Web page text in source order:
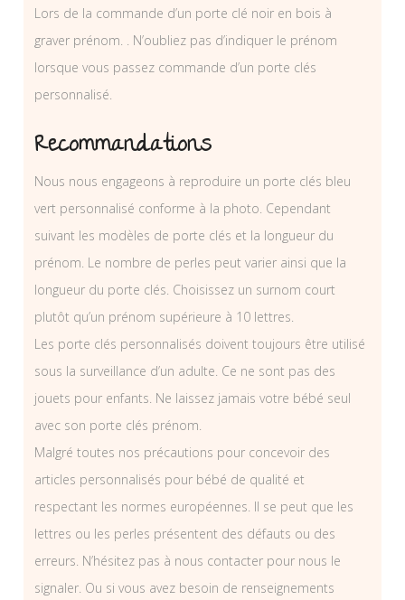
Lors de la commande d’un porte clé noir en bois à
graver prénom. . N’oubliez pas d’indiquer le prénom
lorsque vous passez commande d’un porte clés
personnalisé.
Recommandations
Nous nous engageons à reproduire un porte clés bleu
vert personnalisé conforme à la photo. Cependant
suivant les modèles de porte clés et la longueur du
prénom. Le nombre de perles peut varier ainsi que la
longueur du porte clés. Choisissez un surnom court
plutôt qu’un prénom supérieure à 10 lettres.
Les porte clés personnalisés doivent toujours être utilisé
sous la surveillance d’un adulte. Ce ne sont pas des
jouets pour enfants. Ne laissez jamais votre bébé seul
avec son porte clés prénom.
Malgré toutes nos précautions pour concevoir des
articles personnalisés pour bébé de qualité et
respectant les normes européennes. Il se peut que les
lettres ou les perles présentent des défauts ou des
erreurs. N’hésitez pas à nous contacter pour nous le
signaler. Ou si vous avez besoin de renseignements